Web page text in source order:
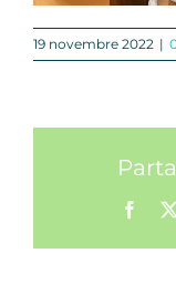
19 novembre 2022 |